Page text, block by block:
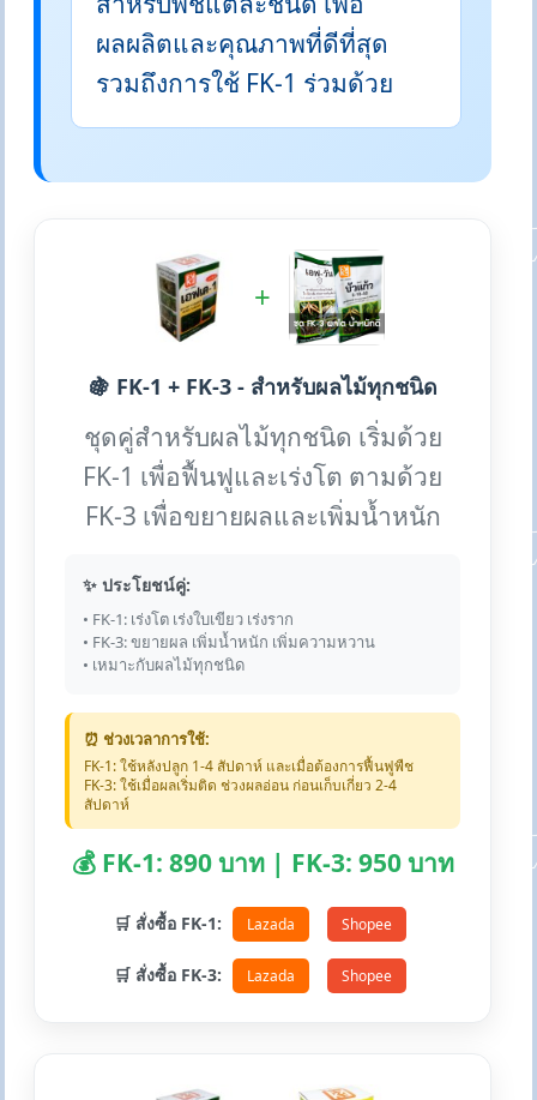
ผลผลิตและคุณภาพที่ดีที่สุด
รวมถึงการใช้ FK-1 ร่วมด้วย
+
🍇 FK-1 + FK-3 - สำหรับผลไม้ทุกชนิด
ชุดคู่สำหรับผลไม้ทุกชนิด เริ่มด้วย
FK-1 เพื่อฟื้นฟูและเร่งโต ตามด้วย
FK-3 เพื่อขยายผลและเพิ่มน้ำหนัก
✨ ประโยชน์คู่:
• FK-1: เร่งโต เร่งใบเขียว เร่งราก
• FK-3: ขยายผล เพิ่มน้ำหนัก เพิ่มความหวาน
• เหมาะกับผลไม้ทุกชนิด
⏰ ช่วงเวลาการใช้:
FK-1: ใช้หลังปลูก 1-4 สัปดาห์ และเมื่อต้องการฟื้นฟูพืช
FK-3: ใช้เมื่อผลเริ่มติด ช่วงผลอ่อน ก่อนเก็บเกี่ยว 2-4
สัปดาห์
💰 FK-1: 890 บาท | FK-3: 950 บาท
🛒 สั่งซื้อ FK-1: Lazada Shopee
🛒 สั่งซื้อ FK-3: Lazada Shopee